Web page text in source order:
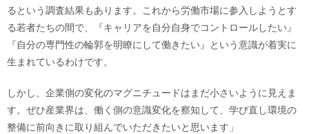
るという調査結果もあります。これから労働市場に参入しようとす
る若者たちの間で、『キャリアを自分自身でコントロールしたい』
『自分の専門性の輪郭を明瞭にして働きたい』という意識が着実に
生まれているわけです。
しかし、企業側の変化のマグニチュードはまだ小さいように見えま
す。ぜひ産業界は、働く側の意識変化を察知して、学び直し環境の
整備に前向きに取り組んでいただきたいと思います」